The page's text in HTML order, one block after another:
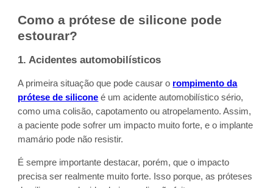
Como a prótese de silicone pode
estourar?
1. Acidentes automobilísticos
A primeira situação que pode causar o rompimento da
prótese de silicone é um acidente automobilístico sério,
como uma colisão, capotamento ou atropelamento. Assim,
a paciente pode sofrer um impacto muito forte, e o implante
mamário pode não resistir.
É sempre importante destacar, porém, que o impacto
precisa ser realmente muito forte. Isso porque, as próteses